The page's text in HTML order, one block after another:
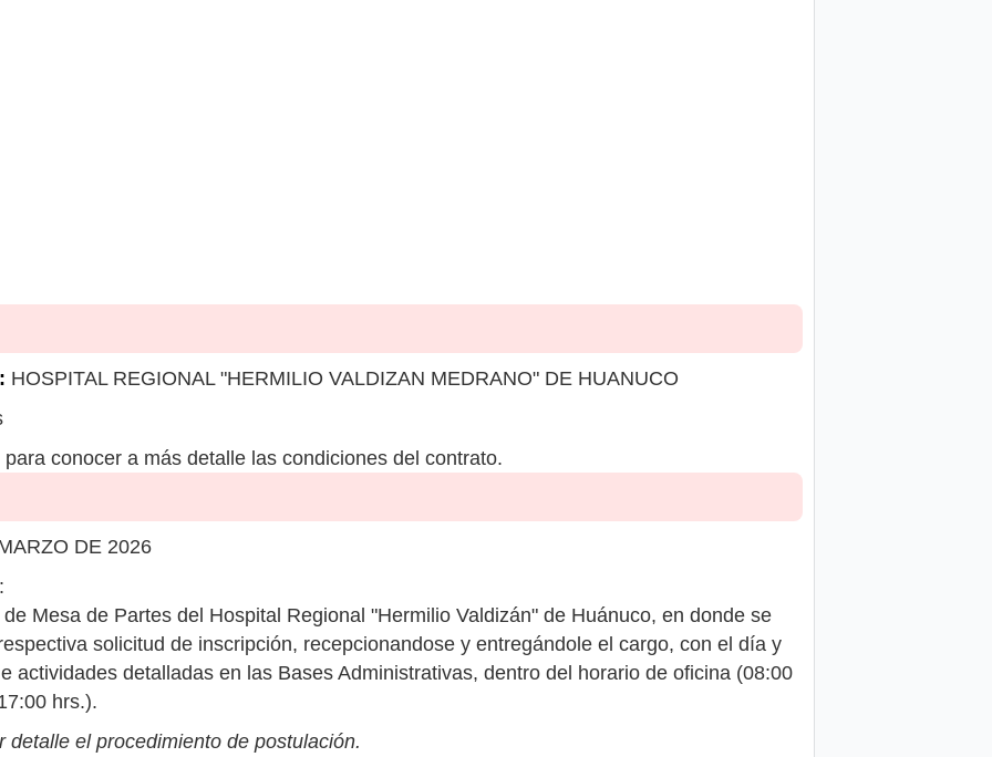
HOSPITAL REGIONAL "HERMILIO VALDIZAN MEDRANO" DE HUANUCO
conocer a más detalle las condiciones del contrato.
DE 2026
Mesa de Partes del Hospital Regional "Hermilio Valdizán" de Huánuco, en donde se
solicitud de inscripción, recepcionandose y entregándole el cargo, con el día y
actividades detalladas en las Bases Administrativas, dentro del horario de oficina (08:00
hrs.).
el procedimiento de postulación.